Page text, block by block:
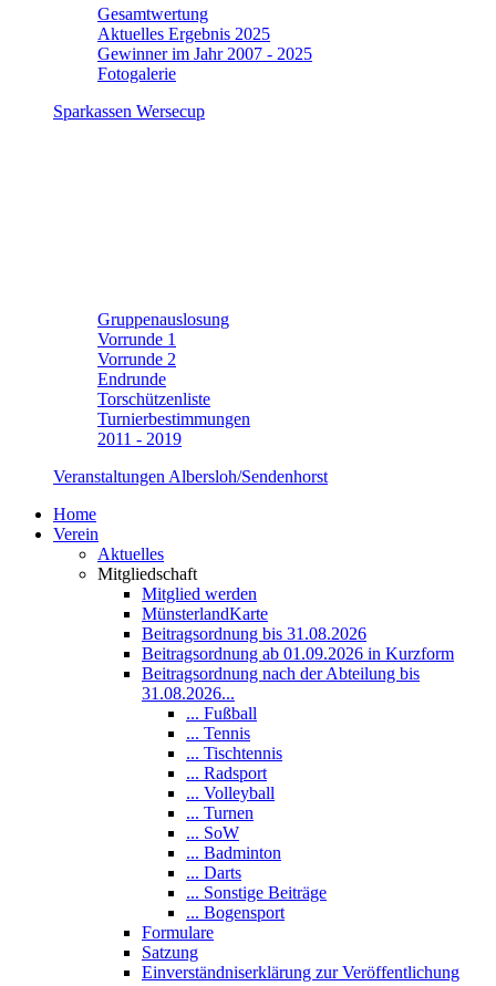
Gesamtwertung
Aktuelles Ergebnis 2025
Gewinner im Jahr 2007 - 2025
Fotogalerie
Sparkassen Wersecup
Gruppenauslosung
Vorrunde 1
Vorrunde 2
Endrunde
Torschützenliste
Turnierbestimmungen
2011 - 2019
Veranstaltungen Albersloh/Sendenhorst
Home
Verein
Aktuelles
Mitgliedschaft
Mitglied werden
MünsterlandKarte
Beitragsordnung bis 31.08.2026
Beitragsordnung ab 01.09.2026 in Kurzform
Beitragsordnung nach der Abteilung bis
31.08.2026...
... Fußball
... Tennis
... Tischtennis
... Radsport
... Volleyball
... Turnen
... SoW
... Badminton
... Darts
... Sonstige Beiträge
... Bogensport
Formulare
Satzung
Einverständniserklärung zur Veröffentlichung